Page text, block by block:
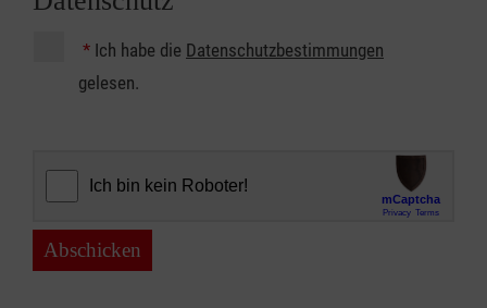
* Ich habe die Datenschutzbestimmungen
gelesen.
Abschicken